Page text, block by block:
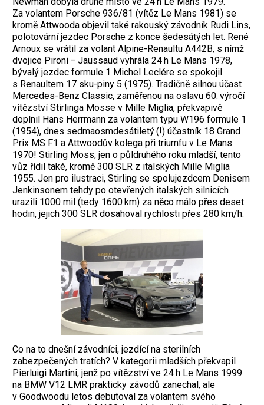
Za volantem Porsche 936/81 (vítěz Le Mans 1981) se
kromě Attwooda objevil také rakouský závodník Rudi Lins,
polotovární jezdec Porsche z konce šedesátých let. René
Arnoux se vrátil za volant Alpine-Renaultu A442B, s nímž
dvojice Pironi – Jaussaud vyhrála 24 h Le Mans 1978,
bývalý jezdec formule 1 Michel Leclére se spokojil
s Renaultem 17 sku-piny 5 (1975). Tradičně silnou účast
Mercedes-Benz Classic, zaměřenou na oslavu 60. výročí
vítězství Stirlinga Mosse v Mille Miglia, překvapivě
doplnil Hans Herrmann za volantem typu W196 formule 1
(1954), dnes sedmaosmdesátiletý (!) účastník 18 Grand
Prix MS F1 a Attwoodův kolega při triumfu v Le Mans
1970! Stirling Moss, jen o půldruhého roku mladší, tento
vůz řídil také, kromě 300 SLR z italských Mille Miglia
1955. Jen pro ilustraci, Stirling se spolujezdcem Denisem
Jenkinsonem tehdy po otevřených italských silnicích
urazili 1000 mil (tedy 1600 km) za něco málo přes deset
hodin, jejich 300 SLR dosahoval rychlosti přes 280 km/h.
Co na to dnešní závodníci, jezdící na sterilních
zabezpečených tratích? V kategorii mladších překvapil
Pierluigi Martini, jenž po vítězství ve 24 h Le Mans 1999
na BMW V12 LMR prakticky závodů zanechal, ale
v Goodwoodu letos debutoval za volantem svého